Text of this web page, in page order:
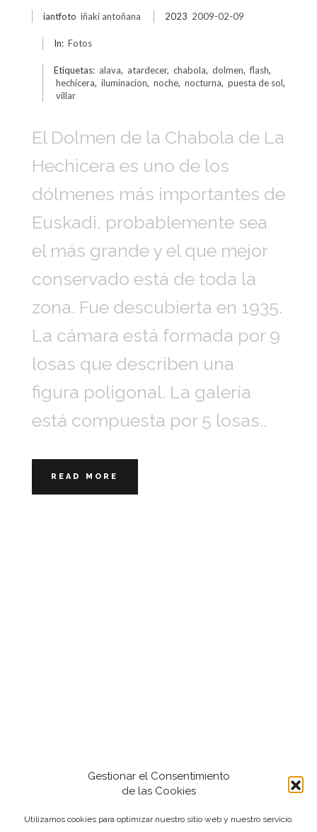
Gestionar el Consentimiento
de las Cookies
Utilizamos cookies para optimizar nuestro sitio web y nuestro servicio.
iantfoto iñaki antoñana 2023 2009-02-09
In: Fotos
Etiquetas: alava, atardecer, chabola, dolmen, flash,
hechicera, iluminacion, noche, nocturna, puesta de sol,
villar
El Dolmen de la Chabola de La
Hechicera es uno de los
dólmenes más importantes de
Euskadi, probablemente sea
el más grande y el que mejor
conservado está de toda la
zona. Fue descubierta en 1935.
La cámara está formada por 9
losas que describen una
figura poligonal. La galería
está compuesta por 5 losas..
READ MORE